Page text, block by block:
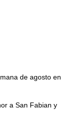
de agosto en
a San Fabian y